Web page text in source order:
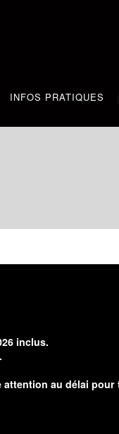
INFOS PRATIQUES
inclus.
au délai pour